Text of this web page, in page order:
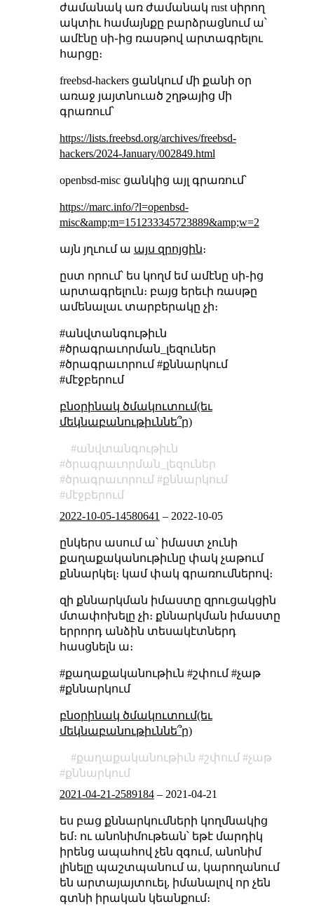
ժամանակ առ ժամանակ rust սիրող
ակտիւ համայնքը բարձրացնում ա՝
ամէնը սի֊ից ռասթով արտագրելու
հարցը։
freebsd-hackers ցանկում մի քանի օր
առաջ յայտնուած շղթայից մի
գրառում՝
https://lists.freebsd.org/archives/freebsd-
hackers/2024-January/002849.html
openbsd-misc ցանկից այլ գրառում՝
https://marc.info/?l=openbsd-
misc&amp;m=151233345723889&amp;w=2
այն յղւում ա այս զրոյցին։
ըստ որում՝ ես կողմ եմ ամէնը սի֊ից
արտագրելուն։ բայց երեւի ռասթը
ամենալաւ տարբերակը չի։
#անվտանգութիւն
#ծրագրաւորման_լեզուներ
#ծրագրաւորում #քննարկում
#մէջբերում
բնօրինակ ծմակուտում(եւ
մեկնաբանութիւննե՞ր)
անվտանգութիւն
ծրագրաւորման_լեզուներ
ծրագրաւորում
քննարկում
մէջբերում
2022-10-05-14580641 – 2022-10-05
ընկերս ասում ա՝ իմաստ չունի
քաղաքականութիւնը փակ չաթում
քննարկել։ կամ փակ գրառումներով։
զի քննարկման իմաստը զրուցակցին
մտափոխելը չի։ քննարկման իմաստը
երրորդ անձին տեսակէտներդ
հասցնելն ա։
#քաղաքականութիւն #շփում #չաթ
#քննարկում
բնօրինակ ծմակուտում(եւ
մեկնաբանութիւննե՞ր)
քաղաքականութիւն շփում
չաթ
քննարկում
2021-04-21-2589184– 2021-04-21
ես բաց քննարկումների կողմնակից
եմ։ ու անոնիմութեան՝ եթէ մարդիկ
իրենց ապահով չեն զգում, անոնիմ
լինելը պաշտպանում ա, կարողանում
են արտայայտուել, իմանալով որ չեն
գտնի իրական կեանքում։